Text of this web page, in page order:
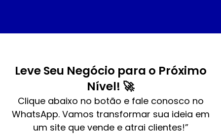
Leve Seu Negócio para o Próximo
Nível! 🚀
Clique abaixo no botão e fale conosco no
WhatsApp. Vamos transformar sua ideia em
um site que vende e atrai clientes!”